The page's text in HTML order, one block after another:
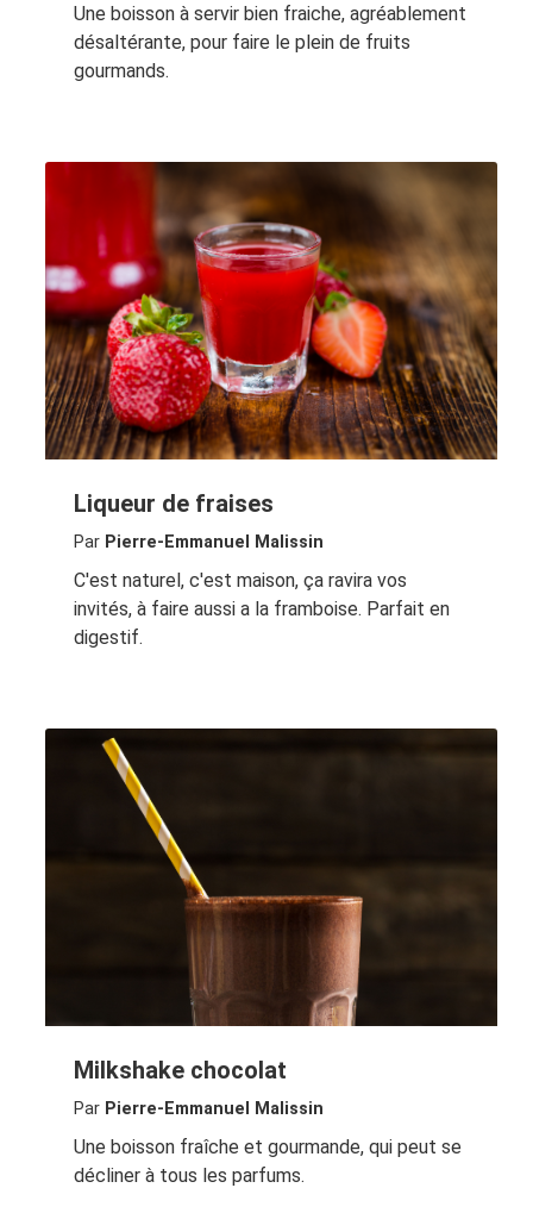
Une boisson à servir bien fraiche, agréablement
désaltérante, pour faire le plein de fruits
gourmands.
Liqueur de fraises
Par Pierre-Emmanuel Malissin
C'est naturel, c'est maison, ça ravira vos
invités, à faire aussi a la framboise. Parfait en
digestif.
Milkshake chocolat
Par Pierre-Emmanuel Malissin
Une boisson fraîche et gourmande, qui peut se
décliner à tous les parfums.